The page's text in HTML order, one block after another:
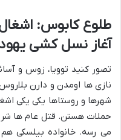
طلوع کابوس:
آغاز نسل کشی
تصور کنید توویا، زوس و
نازی ها اومدن و دارن
شهرها و روستاها یکی یکی
حملات هستن. قتل عام ها
می رسه. خانواده بیلسکی